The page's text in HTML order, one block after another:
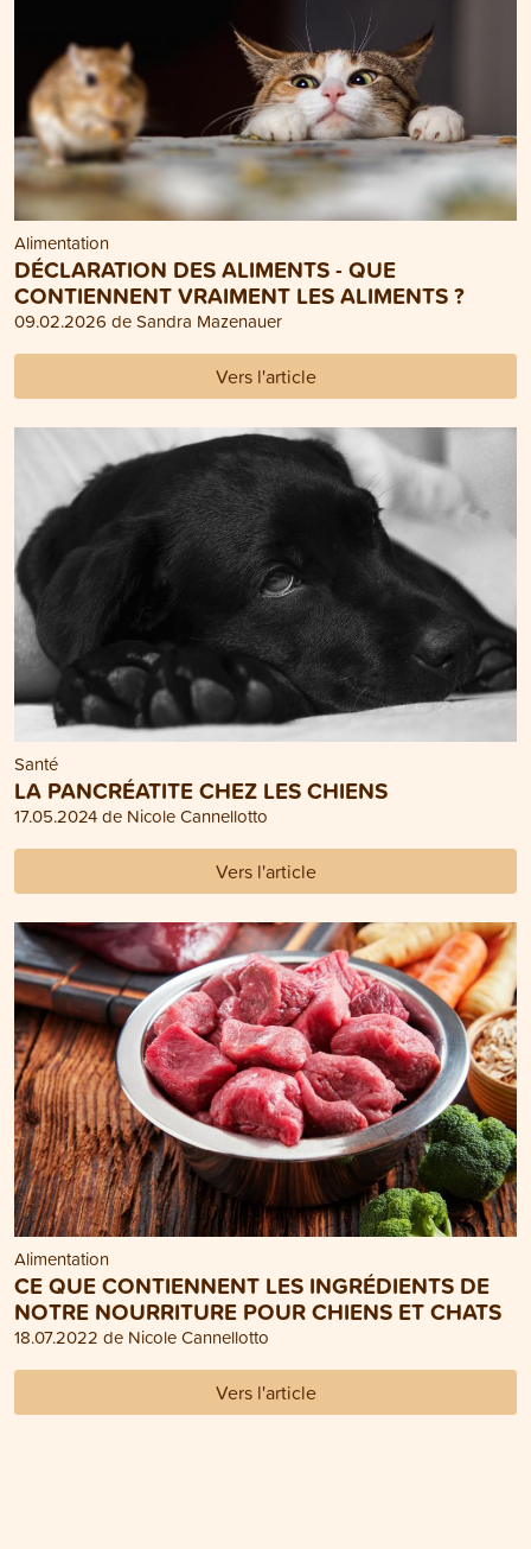
Alimentation
DÉCLARATION DES ALIMENTS - QUE
CONTIENNENT VRAIMENT LES ALIMENTS ?
09.02.2026 de Sandra Mazenauer
Vers l'article
Santé
LA PANCRÉATITE CHEZ LES CHIENS
17.05.2024 de Nicole Cannellotto
Vers l'article
Alimentation
CE QUE CONTIENNENT LES INGRÉDIENTS DE
NOTRE NOURRITURE POUR CHIENS ET CHATS
18.07.2022 de Nicole Cannellotto
Vers l'article